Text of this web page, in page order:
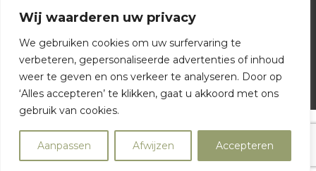
Wij waarderen uw privacy
We gebruiken cookies om uw surfervaring te
verbeteren, gepersonaliseerde advertenties of inhoud
weer te geven en ons verkeer te analyseren. Door op
‘Alles accepteren’ te klikken, gaat u akkoord met ons
gebruik van cookies.
Aanpassen Afwijzen Accepteren
Volg ons
© Punte Juwelier Utrecht. Website ontwerp & realisatie:
Watch this Agency BV Almere